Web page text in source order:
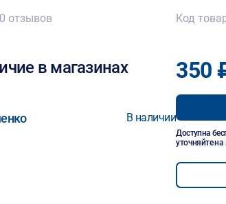
0 отзывов
в магазинах
В наличии
Код
350
Доступна
уточняйте на